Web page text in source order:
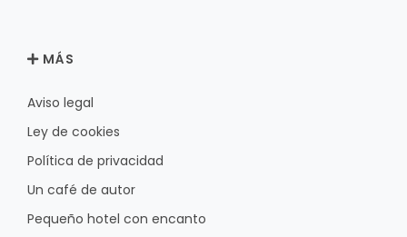
MÁS
Aviso legal
Ley de cookies
Política de privacidad
Un café de autor
Pequeño hotel con encanto